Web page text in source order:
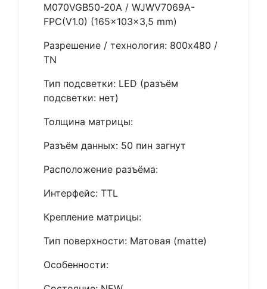
M070VGB50-20A / WJWV7069A-
FPC(V1.0) (165x103x3,5 mm)
Разрешение / технология: 800x480 /
TN
Тип подсветки: LED (разъём
подсветки: нет)
Толщина матрицы:
Разъём данных: 50 пин загнут
Расположение разъёма:
Интерфейс: TTL
Крепление матрицы:
Тип поверхности: Матовая (matte)
Особенности: